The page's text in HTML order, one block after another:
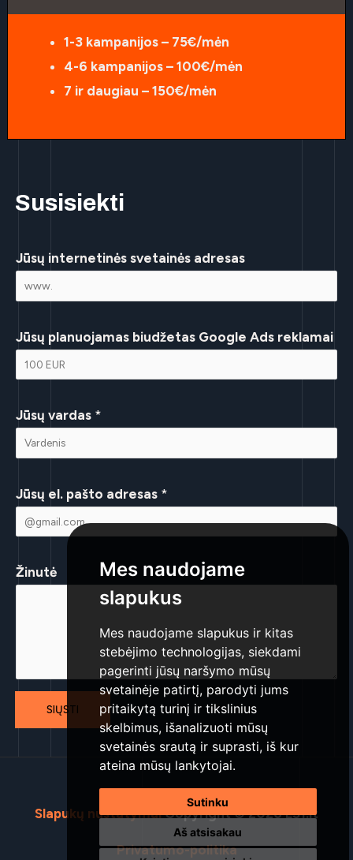
Mes naudojame
slapukus
Mes naudojame slapukus ir kitas
stebėjimo technologijas, siekdami
pagerinti jūsų naršymo mūsų
svetainėje patirtį, parodyti jums
pritaikytą turinį ir tikslinius
skelbimus, išanalizuoti mūsų
svetainės srautą ir suprasti, iš kur
ateina mūsų lankytojai.
Sutinku
Aš atsisakau
1-3 kampanijos – 75€/mėn
4-6 kampanijos – 100€/mėn
7 ir daugiau – 150€/mėn
Susisiekti
Jūsų internetinės svetainės adresas
Jūsų planuojamas biudžetas Google Ads reklamai
Jūsų vardas *
Jūsų el. pašto adresas *
Žinutė
SIŲSTI
Slapukų nustatymaiCopyright © 2026 LS1.lt
Privatumo-politika